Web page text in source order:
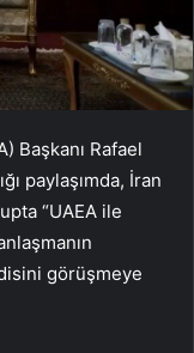
Başkanı Rafael
paylaşımda, İran
“UAEA ile
görüşmeye